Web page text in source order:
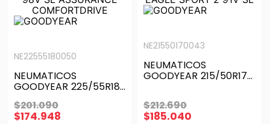
NE22555180050
NEUMATICOS
GOODYEAR 225/55R18
98V SL ASSURANCE
COMFORTDRIVE
$201.090
$174.948
NE21550170043
NEUMATICOS
GOODYEAR 215/50R17
$212.690
$185.040